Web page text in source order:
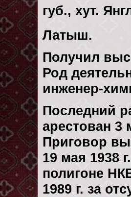
губ., хут.
Латыш.
Получил
Род
инженер-
Последний
арестован 3
Приговор
19 мая 1938
полигоне
1989 г. за